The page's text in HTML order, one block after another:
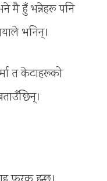
मै हुँ भन्नेहरू पनि
भनिन्।
त केटाहरूको